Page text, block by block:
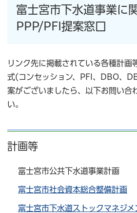
富士宮市下水道事業に
PPP/PFI提案窓口
リンク先に掲載されている各種計画
式(コンセッション、PFI、DBO、
案がございましたら、以下お問い合
い。
計画等
富士宮市公共下水道事業計画
富士宮市社会資本総合整備計画
富士宮市下水道ストックマネジメ